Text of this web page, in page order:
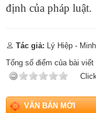
định của pháp luật.
Tác giả: Lý Hiệp -
Tổng số điểm của bài viết
VĂN BẢN MỚI
hội vùng đồng bào
Số:1652/KH-UBND
Tên:(KẾ HOẠCH
Chương trình mục
xã Dào San, tỉnh Lai
Ngày ban hành: (09/07/